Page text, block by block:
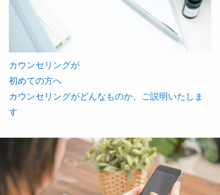
カウンセリングが
初めての方へ
カウンセリングがどんなものか、ご説明いたしま
す